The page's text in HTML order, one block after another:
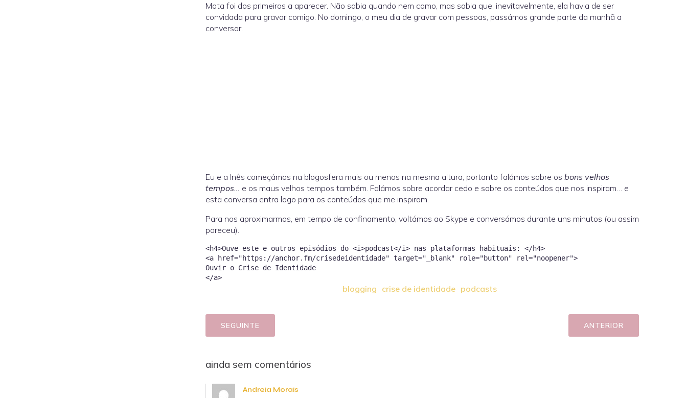
Mota foi dos primeiros a aparecer. Não sabia quando nem como, mas sabia que, inevitavelmente, ela havia de ser
convidada para gravar comigo. No domingo, o meu dia de gravar com pessoas, passámos grande parte da manhã a
conversar.
Eu e a Inês começámos na blogosfera mais ou menos na mesma altura, portanto falámos sobre os bons velhos
tempos… e os maus velhos tempos também. Falámos sobre acordar cedo e sobre os conteúdos que nos inspiram… e
esta conversa entra logo para os conteúdos que me inspiram.
Para nos aproximarmos, em tempo de confinamento, voltámos ao Skype e conversámos durante uns minutos (ou assim
pareceu).
<h4>Ouve este e outros episódios do <i>podcast</i> nas plataformas habituais: </h4>
<a href="https://anchor.fm/crisedeidentidade" target="_blank" role="button" rel="noopener">
Ouvir o Crise de Identidade
blogging crise de identidade podcasts
SEGUINTE ANTERIOR
ainda sem comentários
Andreia Morais